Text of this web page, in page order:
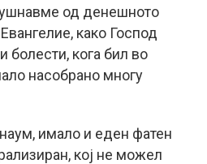
од денешното
како Господ
болести, кога бил во
насобрано многу
имало и еден фатен
кој не можел